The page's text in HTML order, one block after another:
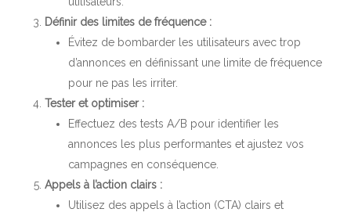
Définir des limites de fréquence :
Évitez de bombarder les utilisateurs avec trop
d’annonces en définissant une limite de fréquence
pour ne pas les irriter.
Tester et optimiser :
Effectuez des tests A/B pour identifier les
annonces les plus performantes et ajustez vos
campagnes en conséquence.
Appels à l’action clairs :
Utilisez des appels à l’action (CTA) clairs et